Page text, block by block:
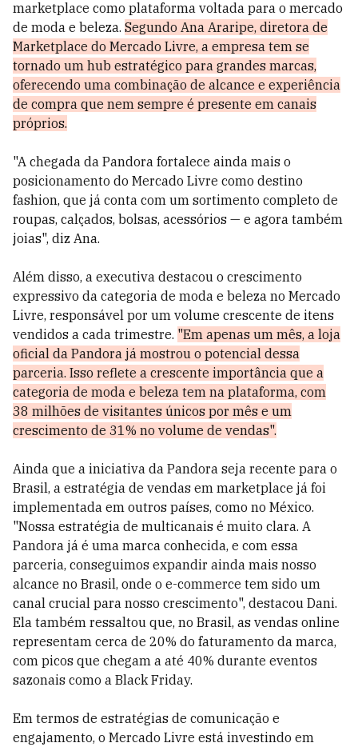
marketplace como plataforma voltada para o mercado
de moda e beleza. Segundo Ana Araripe, diretora de
Marketplace do Mercado Livre, a empresa tem se
tornado um hub estratégico para grandes marcas,
oferecendo uma combinação de alcance e experiência
de compra que nem sempre é presente em canais
próprios.
"A chegada da Pandora fortalece ainda mais o
posicionamento do Mercado Livre como destino
fashion, que já conta com um sortimento completo de
roupas, calçados, bolsas, acessórios — e agora também
joias", diz Ana.
Além disso, a executiva destacou o crescimento
expressivo da categoria de moda e beleza no Mercado
Livre, responsável por um volume crescente de itens
vendidos a cada trimestre. "Em apenas um mês, a loja
oficial da Pandora já mostrou o potencial dessa
parceria. Isso reflete a crescente importância que a
categoria de moda e beleza tem na plataforma, com
38 milhões de visitantes únicos por mês e um
crescimento de 31% no volume de vendas".
Ainda que a iniciativa da Pandora seja recente para o
Brasil, a estratégia de vendas em marketplace já foi
implementada em outros países, como no México.
"Nossa estratégia de multicanais é muito clara. A
Pandora já é uma marca conhecida, e com essa
parceria, conseguimos expandir ainda mais nosso
alcance no Brasil, onde o e-commerce tem sido um
canal crucial para nosso crescimento", destacou Dani.
Ela também ressaltou que, no Brasil, as vendas online
representam cerca de 20% do faturamento da marca,
com picos que chegam a até 40% durante eventos
sazonais como a Black Friday.
Em termos de estratégias de comunicação e
engajamento, o Mercado Livre está investindo em